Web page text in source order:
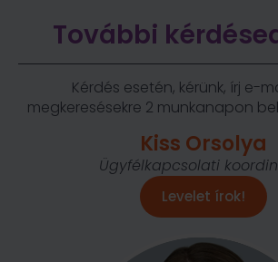
További
Kérdés esetén, kérünk, írj e-
megkeresésekre 2 munkanapon
Kiss Orsolya
Ügyfélkapcsolati
Levelet írok!